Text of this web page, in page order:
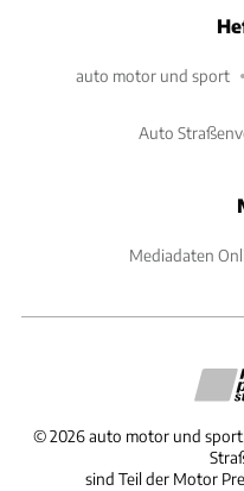
auto motor und sport
Auto
Mediadaten
©2026 auto motor und
sind Teil der Motor